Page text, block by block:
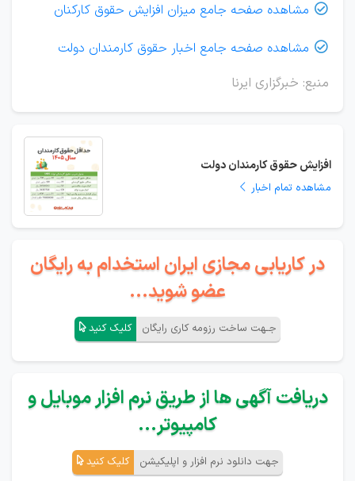
 مشاهده صفحه جامع میزان افزایش حقوق کارکنان
 مشاهده صفحه جامع اخبار حقوق کارمندان دولت
منبع: خبرگزاری ایرنا
افزایش حقوق کارمندان دولت
مشاهده تمام اخبار
در کاریابی مجازی ایران استخدام به رایگان
عضو شوید...
جـهت ساخت رزومه کاری رایگان کلیک کنید
دریافت آگهی ها از طریق نرم افزار موبایل و
کامپیوتر...
جهت دانلود نرم افزار و اپلیکیشن کلیک کنید